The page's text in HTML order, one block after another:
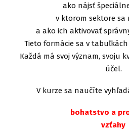
ako nájsť
v ktorom sektore sa
a ako ich aktivovať
Tieto formácie sa v
Každá má svoj význam, svoju
účel.
V kurze sa naučíte
bohatstvo a
vzťahy